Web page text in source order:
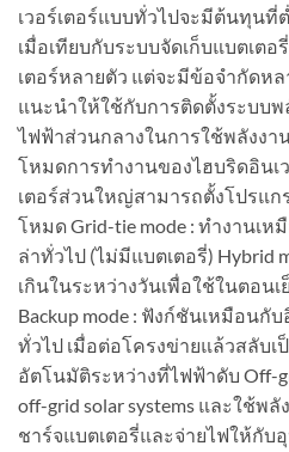
เวอร์เตอร์แบบทั่วไปจะมีต้นทุนที่
เมื่อเทียบกับระบบจัดเก็บแบตเต
เตอร์หลายตัว แต่จะมีข้อจำกัดห
แนะนำให้ใช้กับการติดตั้งระบบ
ไฟฟ้าส่วนกลางในการใช้พลังงาน
โหมดการทำงานของไฮบริดอินเ
เตอร์ส่วนใหญ่สามารถตั้งโปรแก
โหมด Grid-tie mode : ทำงานเห
ล่าทั่วไป (ไม่มีแบตเตอรี่) Hybrid
เกินในระหว่างวันเพื่อใช้ในตอน
Backup mode : ฟังก์ชันเหมือนกั
ทั่วไป เมื่อต่อโครงข่ายแล้วสลับ
อัตโนมัติระหว่างที่ไฟฟ้าดับ Off-
off-grid solar systems และใช้พ
ชาร์จแบตเตอรี่และจ่ายไฟให้กั